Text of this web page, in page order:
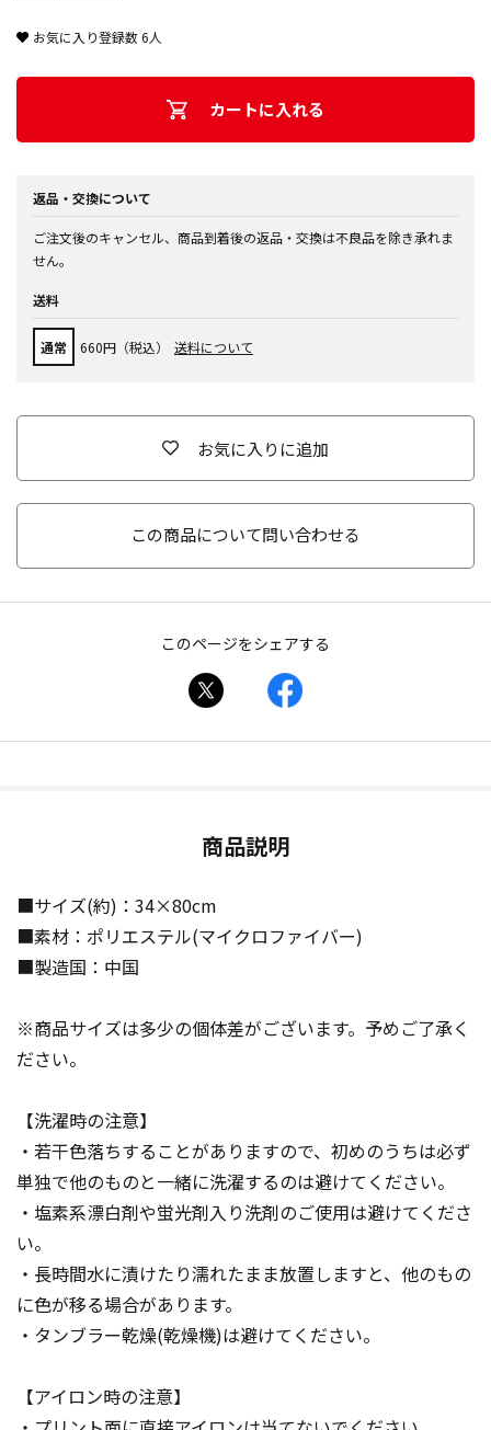
お気に入り登録数6人
カートに入れる
返品・交換について
ご注文後のキャンセル、商品到着後の返品・交換は不良品を除き承れま
せん。
送料
通常 660円（税込） 送料について
お気に入りに追加
この商品について問い合わせる
このページをシェアする
商品説明
■サイズ(約)：34×80cm
■素材：ポリエステル(マイクロファイバー)
■製造国：中国
※商品サイズは多少の個体差がございます。予めご了承く
ださい。
【洗濯時の注意】
・若干色落ちすることがありますので、初めのうちは必ず
単独で他のものと一緒に洗濯するのは避けてください。
・塩素系漂白剤や蛍光剤入り洗剤のご使用は避けてくださ
い。
・長時間水に漬けたり濡れたまま放置しますと、他のもの
に色が移る場合があります。
・タンブラー乾燥(乾燥機)は避けてください。
【アイロン時の注意】